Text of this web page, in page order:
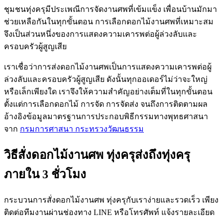
ชุมชนทุ่งครุมีประเพณีการจัดงานศพที่เข้มแข็ง เพื่อนบ้านมักมา
ช่วยเหลือกันในทุกขั้นตอน การเลือกดอกไม้งานศพที่เหมาะสม
จึงเป็นส่วนหนึ่งของการแสดงความเคารพต่อผู้ล่วงลับและ
ครอบครัวผู้สูญเสีย
เราเชื่อว่าการส่งดอกไม้งานศพเป็นการแสดงความเคารพต่อผู้
ล่วงลับและครอบครัวผู้สูญเสีย ดังนั้นทุกออเดอร์ไม่ว่าจะใหญ่
หรือเล็กเพียงใด เราจึงให้ความสำคัญอย่างเต็มที่ในทุกขั้นตอน
ตั้งแต่การเลือกดอกไม้ การจัด การจัดส่ง จนถึงการติดตามผล
อ้างอิงข้อมูลมาตรฐานการประกอบพิธีกรรมทางพุทธศาสนา
จาก กรมการศาสนา กระทรวงวัฒนธรรม
วิธีสั่งดอกไม้งานศพ ทุ่งครุส่งถึงทุ่งครุ
ภายใน 3 ชั่วโมง
กระบวนการสั่งดอกไม้งานศพ ทุ่งครุกับเราง่ายและรวดเร็ว เพียง
ติดต่อทีมงานผ่านช่องทาง LINE หรือโทรศัพท์ แจ้งรายละเอียด